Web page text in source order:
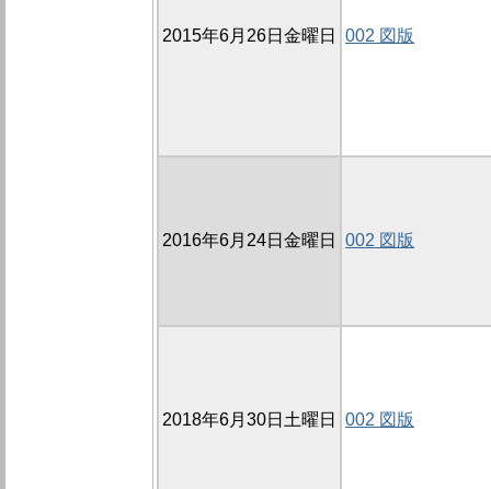
2015年6月26日金曜日 002 図版
2016年6月24日金曜日 002 図版
2018年6月30日土曜日 002 図版